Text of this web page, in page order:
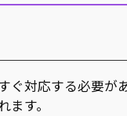
ぐ対応する必要が
す。